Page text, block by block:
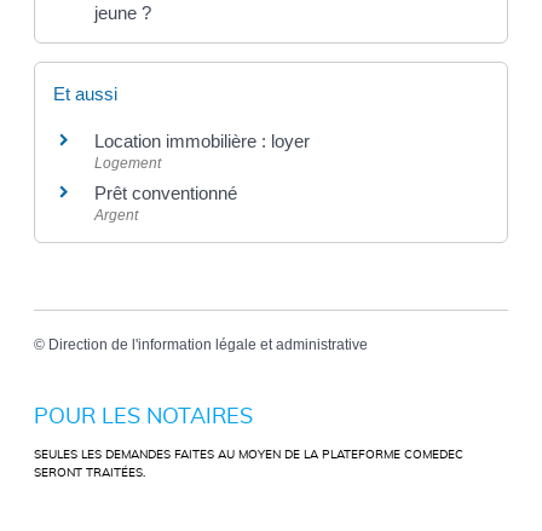
jeune ?
Et aussi
Location immobilière : loyer
Logement
Prêt conventionné
Argent
© Direction de l'information légale et administrative
POUR LES NOTAIRES
SEULES LES DEMANDES FAITES AU MOYEN DE LA PLATEFORME COMEDEC
SERONT TRAITÉES.